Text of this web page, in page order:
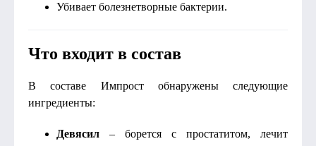
Убивает болезнетворные бактерии.
Что входит в состав
В составе Импрост обнаружены следующие
ингредиенты:
Девясил – борется с простатитом, лечит